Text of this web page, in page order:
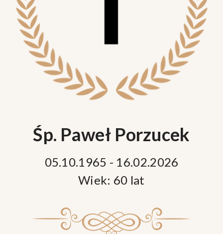
Śp. Paweł Porzucek
05.10.1965 - 16.02.2026
Wiek: 60 lat